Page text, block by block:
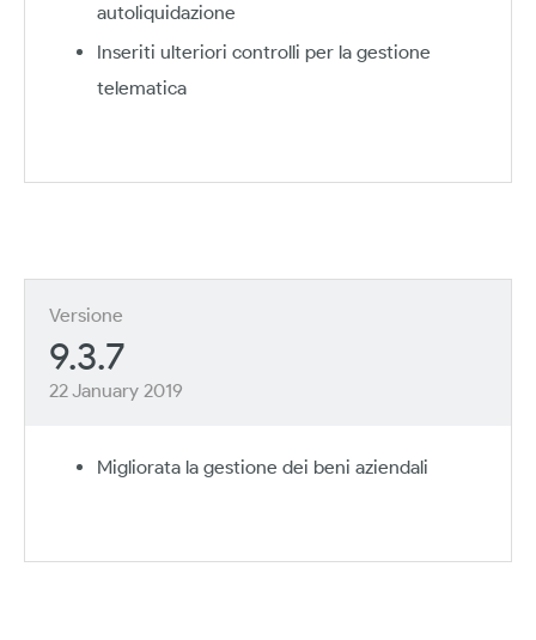
autoliquidazione
Inseriti ulteriori controlli per la gestione
telematica
Versione
9.3.7
22 January 2019
Migliorata la gestione dei beni aziendali